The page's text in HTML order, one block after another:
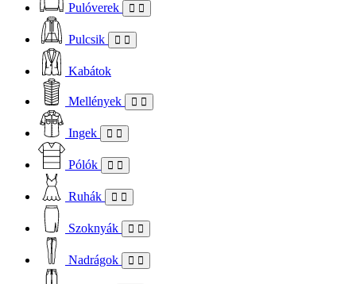
Pulóverek
Pulcsik
Kabátok
Mellények
Ingek
Pólók
Ruhák
Szoknyák
Nadrágok